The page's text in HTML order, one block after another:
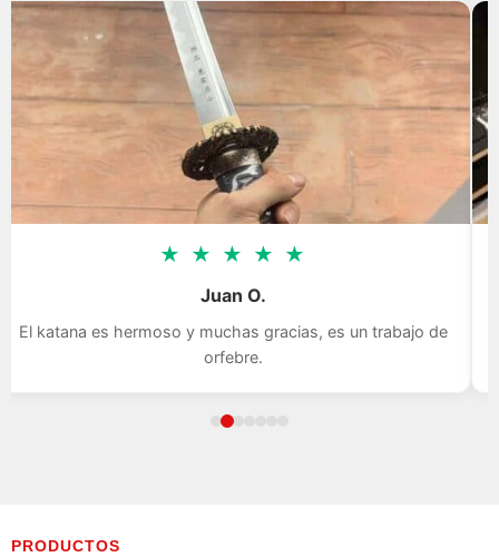
★ ★ ★ ★ ★
Juan O.
El katana es hermoso y muchas gracias, es un trabajo de
orfebre.
PRODUCTOS